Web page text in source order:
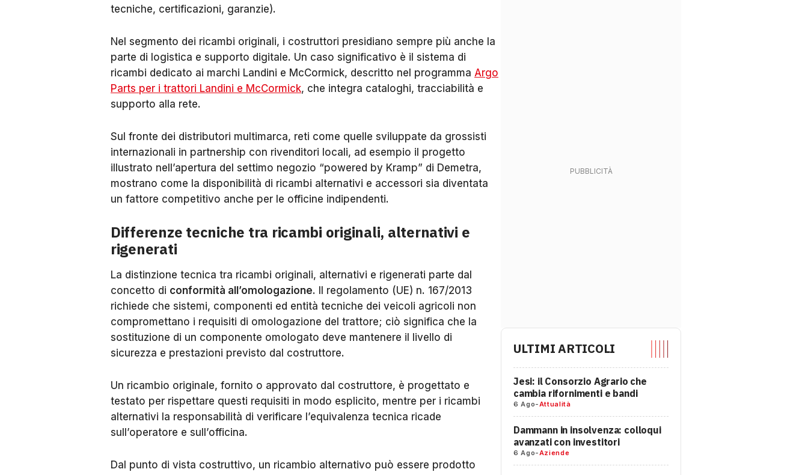
tecniche, certificazioni, garanzie).
Nel segmento dei ricambi originali, i costruttori presidiano sempre più anche la
parte di logistica e supporto digitale. Un caso significativo è il sistema di
ricambi dedicato ai marchi Landini e McCormick, descritto nel programma Argo
Parts per i trattori Landini e McCormick, che integra cataloghi, tracciabilità e
supporto alla rete.
Sul fronte dei distributori multimarca, reti come quelle sviluppate da grossisti
internazionali in partnership con rivenditori locali, ad esempio il progetto
illustrato nell’apertura del settimo negozio “powered by Kramp” di Demetra,
mostrano come la disponibilità di ricambi alternativi e accessori sia diventata
un fattore competitivo anche per le officine indipendenti.
Differenze tecniche tra ricambi originali, alternativi e
rigenerati
La distinzione tecnica tra ricambi originali, alternativi e rigenerati parte dal
concetto di conformità all’omologazione. Il regolamento (UE) n. 167/2013
richiede che sistemi, componenti ed entità tecniche dei veicoli agricoli non
compromettano i requisiti di omologazione del trattore; ciò significa che la
sostituzione di un componente omologato deve mantenere il livello di
sicurezza e prestazioni previsto dal costruttore.
Un ricambio originale, fornito o approvato dal costruttore, è progettato e
testato per rispettare questi requisiti in modo esplicito, mentre per i ricambi
alternativi la responsabilità di verificare l’equivalenza tecnica ricade
sull’operatore e sull’officina.
Dal punto di vista costruttivo, un ricambio alternativo può essere prodotto
ULTIMI ARTICOLI
Jesi: il Consorzio Agrario che
cambia rifornimenti e bandi
6 Ago-Attualità
Dammann in insolvenza: colloqui
avanzati con investitori
6 Ago-Aziende